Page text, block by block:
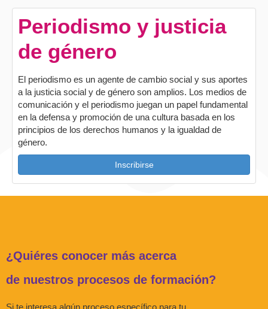
Periodismo y justicia
de género
El periodismo es un agente de cambio social y sus aportes
a la justicia social y de género son amplios. Los medios de
comunicación y el periodismo juegan un papel fundamental
en la defensa y promoción de una cultura basada en los
principios de los derechos humanos y la igualdad de
género.
Inscribirse
¿Quiéres conocer más acerca
de nuestros procesos de formación?